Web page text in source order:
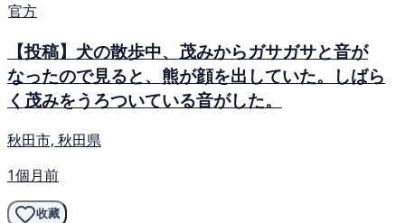
官方
【投稿】犬の散歩中、茂みからガサガサと音が
なったので見ると、熊が顔を出していた。しばら
く茂みをうろついている音がした。
秋田市, 秋田県
1個月前
收藏